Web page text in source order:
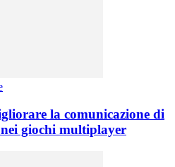
la comunicazione di
giochi multiplayer